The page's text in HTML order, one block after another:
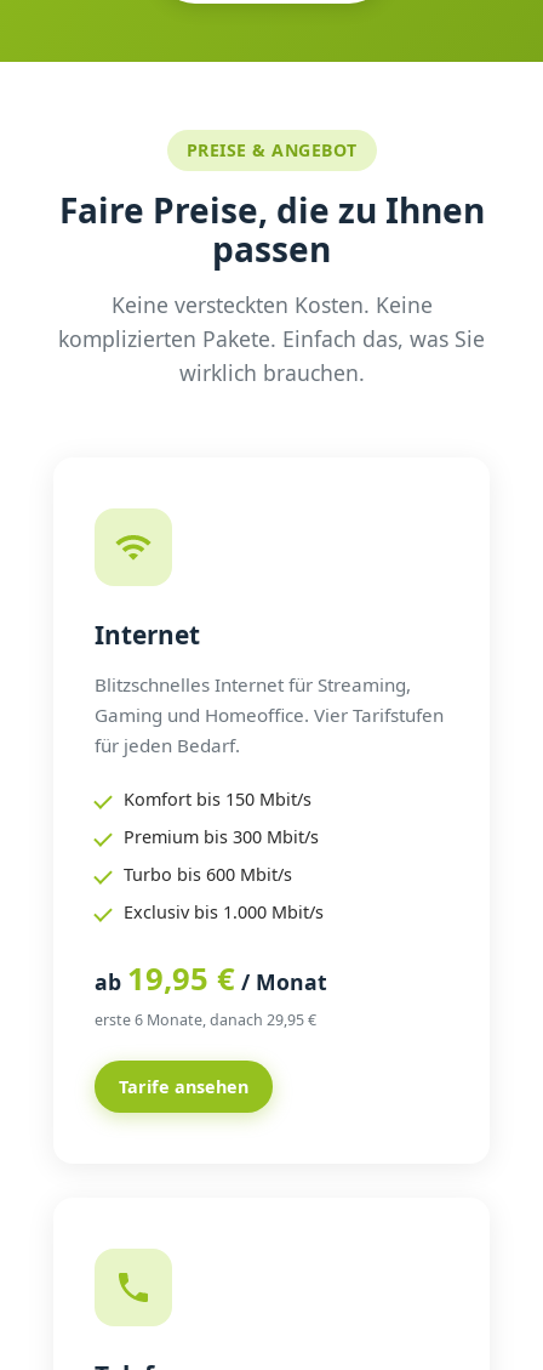
PREISE & ANGEBOT
Faire Preise, die zu Ihnen
passen
Keine versteckten Kosten. Keine
komplizierten Pakete. Einfach das, was Sie
wirklich brauchen.
Internet
Blitzschnelles Internet für Streaming,
Gaming und Homeoffice. Vier Tarifstufen
für jeden Bedarf.
Komfort bis 150 Mbit/s
Premium bis 300 Mbit/s
Turbo bis 600 Mbit/s
Exclusiv bis 1.000 Mbit/s
ab 19,95 € / Monat
erste 6 Monate, danach 29,95 €
Tarife ansehen